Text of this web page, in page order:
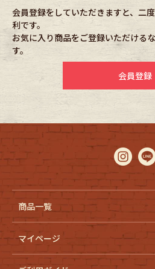
Fafatt
小物・アクセサリ
Eye Wear
Accessory
Belt
Keyring
FAFATT
会員登録をしていただきますと、二
利です。
お気に入り商品をご登録いただける
す。
会員登録
商品一覧
マイページ